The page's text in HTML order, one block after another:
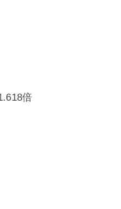
倍